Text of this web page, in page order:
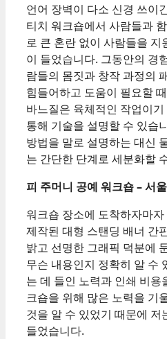
언어 장벽이 다소 신경 쓰이
티치 워크숍에서 사람들과
로 큰 혼란 없이 사람들을 지
이 들었습니다. 그동안의 경
람들의 몸짓과 창작 과정의
힘들어하고 도움이 필요할
바느질은 육체적인 작업이
통해 기술을 설명할 수 있습
방법을 말로 설명하는 대신
는 간단한 단계로 세분화할
피 주머니 공예 워크숍 – 서
워크숍 장소에 도착하자마
제작된 대형 스탠딩 배너 간
밝고 선명한 그래픽 덕분에
무슨 내용인지 정확히 알 수
는 데 들인 노력과 인쇄 비용
크숍을 위해 많은 노력을 기
것을 알 수 있었기 때문에 저
들었습니다.